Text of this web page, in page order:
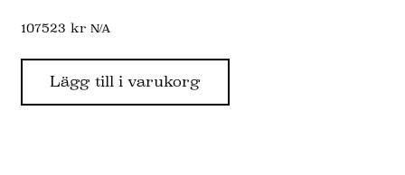
107523kr N/A
Lägg till i varukorg